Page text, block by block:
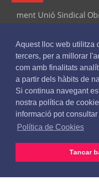
Aquest lloc web utilitza
tercers, per a millorar
com amb finalitats
a partir dels hàbits de
Si continua navegant
nostra política de
informació pot
Política de Cookies
Tancar
ment Unió Sindical
Seu central: C/
Telf. 93 329 8111.
Avís legal- Política de